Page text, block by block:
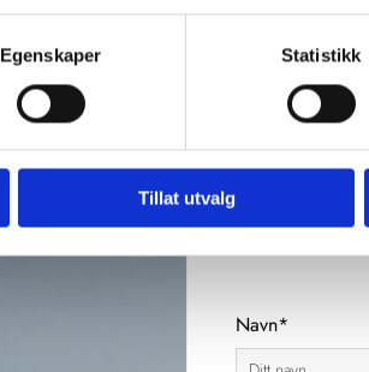
Egenskaper Statistikk
Tillat utvalg
Navn*